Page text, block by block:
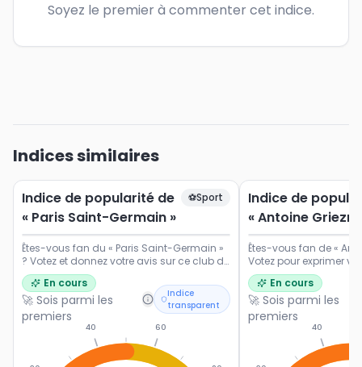
Soyez le premier à commenter cet indice.
Indices similaires
Indice de popularité de
« Paris Saint-Germain »
⚽Sport
Êtes-vous fan du « Paris Saint-Germain »
? Votez et donnez votre avis sur ce club de
Ligue 1.
En cours
🚀 Sois parmi les
premiers
Indice
transparent
40 60
Indice de
« Antoine
Êtes-vous fan de «
Votez pour exprimer
popularité du
français.En cours
🚀 Sois parmi les
premiers
40